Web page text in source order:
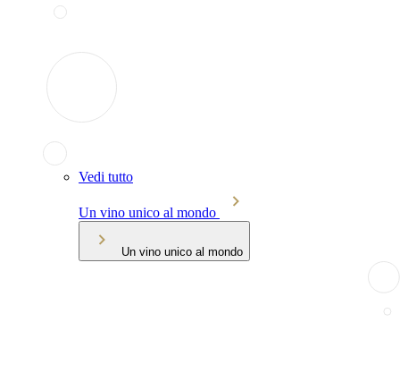
Vedi tutto
Un vino unico al mondo
Un vino unico al mondo